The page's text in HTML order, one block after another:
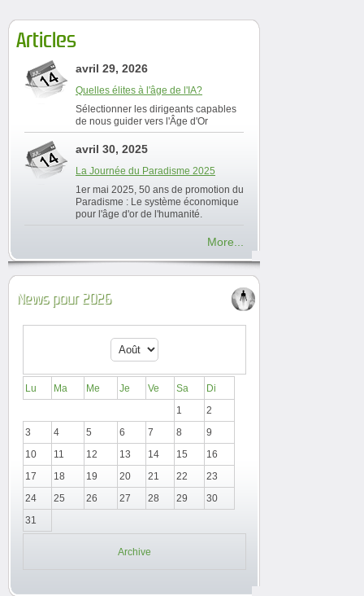
Articles
avril 29, 2026
Quelles élites à l'âge de l'IA?
Sélectionner les dirigeants capables
de nous guider vers l'Âge d'Or
avril 30, 2025
La Journée du Paradisme 2025
1er mai 2025, 50 ans de promotion du
Paradisme : Le système économique
pour l'âge d'or de l'humanité.
More...
News pour 2026
Lu Ma Me Je Ve Sa
Di
1
2
3
4 5 6 7 8
9
10
11 12 13 14 15
16
17
18 19 20 21 22
23
24
25 26 27 28 29
30
31
Archive